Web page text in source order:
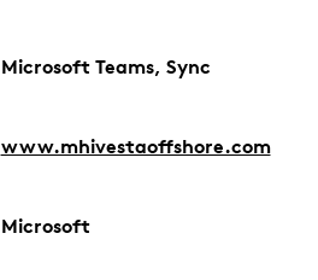
Microsoft Teams, Sync
www.mhivestaoffshore.com
Microsoft